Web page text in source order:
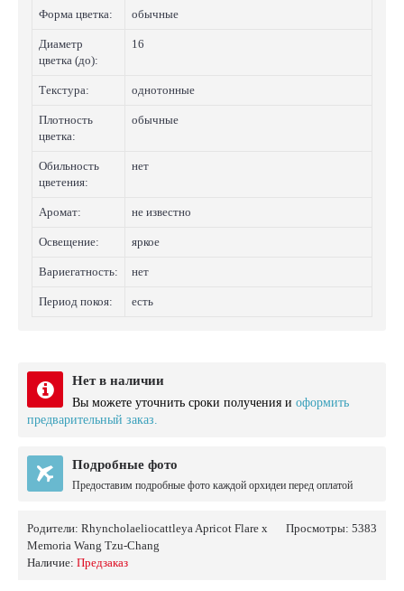
Форма цветка: обычные
Диаметр
цветка (до):
16
Текстура: однотонные
Плотность
цветка:
обычные
Обильность
цветения:
нет
Аромат: не известно
Освещение: яркое
Вариегатность: нет
Период покоя: есть
Нет в наличии
Вы можете уточнить сроки получения и оформить
предварительный заказ.
Подробные фото
Предоставим подробные фото каждой орхидеи перед оплатой
Просмотры: 5383
Родители: Rhyncholaeliocattleya Apricot Flare x
Memoria Wang Tzu-Chang
Наличие: Предзаказ